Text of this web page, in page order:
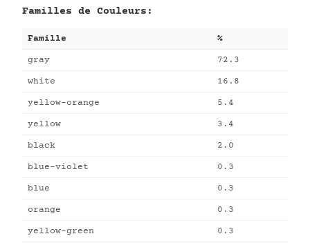
Familles de Couleurs:
Famille %
gray 72.3
white 16.8
yellow-orange 5.4
yellow 3.4
black 2.0
blue-violet 0.3
blue 0.3
orange 0.3
yellow-green 0.3